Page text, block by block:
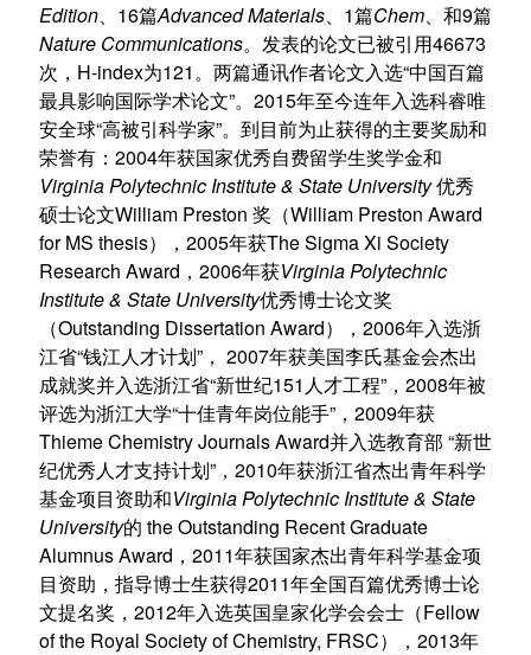
Edition、 16篇Advanced Materials、 1篇Chem、 和9篇
Nature Communications。发表的论文已被引用46673
次， H-index为121 。两篇通讯作者论文入选“中国百篇
最具影响国际学术论文”。 2015年至今连年入选科睿唯
安全球“高被引科学家”。 到目前为止获得的主要奖励和
荣誉有： 2004年获国家优秀自费留学生奖学金和
Virginia Polytechnic Institute & State University优秀
硕士论文William Preston 奖（William Preston Award
for MS thesis）， 2005年获The Sigma Xi Society
Research Award ， 2006年获Virginia Polytechnic
Institute & State University优秀博士论文奖
（Outstanding Dissertation Award）， 2006年入选浙
江省“钱江人才计划 ”， 2007年获美国李氏基金会杰出
成就奖并入选浙江省“新世纪151 人才工程”， 2008年被
评选为浙江大学“十佳青年岗位能手”， 2009年获
Thieme Chemistry Journals Award并入选教育部 “新世
纪优秀人才支持计划 ”， 2010年获浙江省杰出青年科学
基金项目资助和Virginia Polytechnic Institute & State
University的 the Outstanding Recent Graduate
Alumnus Award ， 2011年获国家杰出青年科学基金项
目资助 ，指导博士生获得2011年全国百篇优秀博士论
文提名奖 ， 2012年入选英国皇家化学会会士（Fellow
of the Royal Society of Chemistry, FRSC） ， 2013年